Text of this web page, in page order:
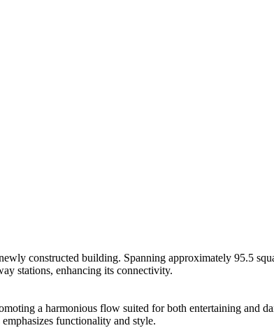
constructed building. Spanning approximately 95.5
stations, enhancing its connectivity.
a harmonious flow suited for both entertaining and
functionality and style.